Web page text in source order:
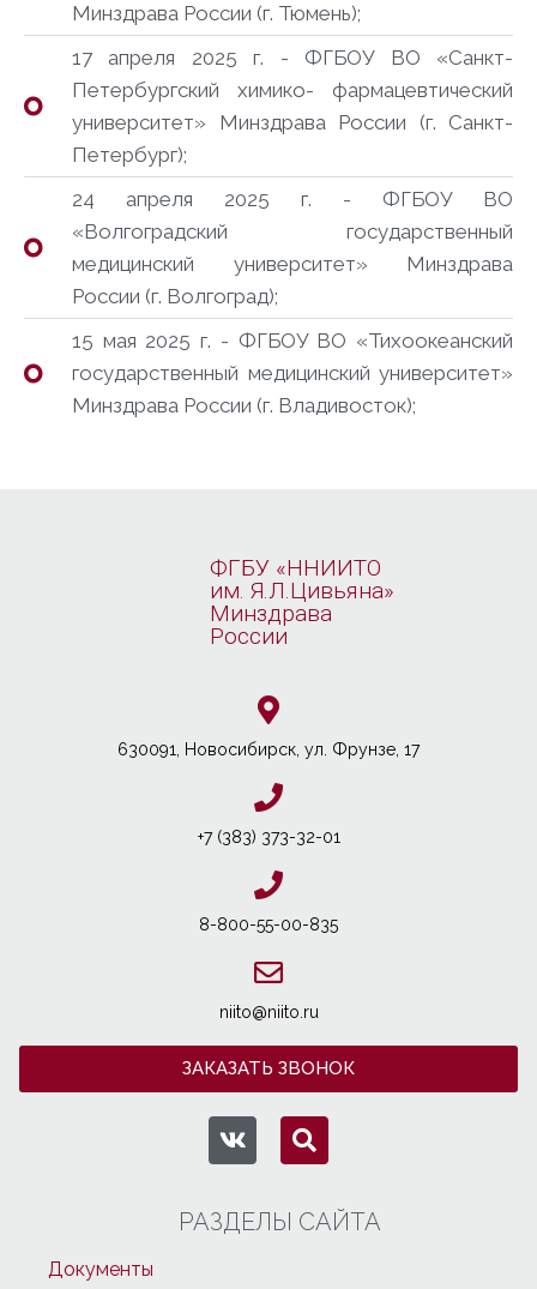
Минздрава России (г. Тюмень);
17 апреля 2025 г. - ФГБОУ ВО «Санкт-
Петербургский химико- фармацевтический
университет» Минздрава России (г. Санкт-
Петербург);
24 апреля 2025 г. - ФГБОУ ВО
«Волгоградский государственный
медицинский университет» Минздрава
России (г. Волгоград);
15 мая 2025 г. - ФГБОУ ВО «Тихоокеанский
государственный медицинский университет»
Минздрава России (г. Владивосток);
ФГБУ «ННИИТО
им. Я.Л.Цивьяна»
Минздрава
России
630091, Новосибирcк, ул. Фрунзе, 17
+7 (383) 373-32-01
8-800-55-00-835
niito@niito.ru
ЗАКАЗАТЬ ЗВОНОК
РАЗДЕЛЫ САЙТА
Документы